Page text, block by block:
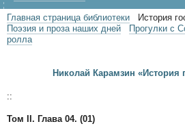
Главная страница библиотеки
История
Поэзия и проза наших дней
Прогулки с
ролла
Николай Карамзин «История
::
Том II. Глава 04. (01)